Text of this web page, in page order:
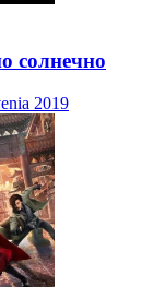
солнечно
2019